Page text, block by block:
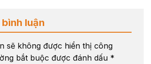
luận
sẽ không được hiển thị công
bắt buộc được đánh dấu *